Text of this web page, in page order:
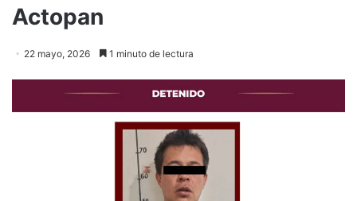
Actopan
22 mayo, 2026 1 minuto de lectura